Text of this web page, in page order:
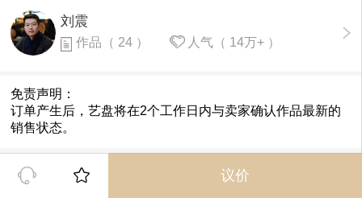
刘震
作品（ 24 ） 人气（ 14万+ ）
免责声明：
订单产生后，艺盘将在2个工作日内与卖家确认作品最新的
销售状态。
议价